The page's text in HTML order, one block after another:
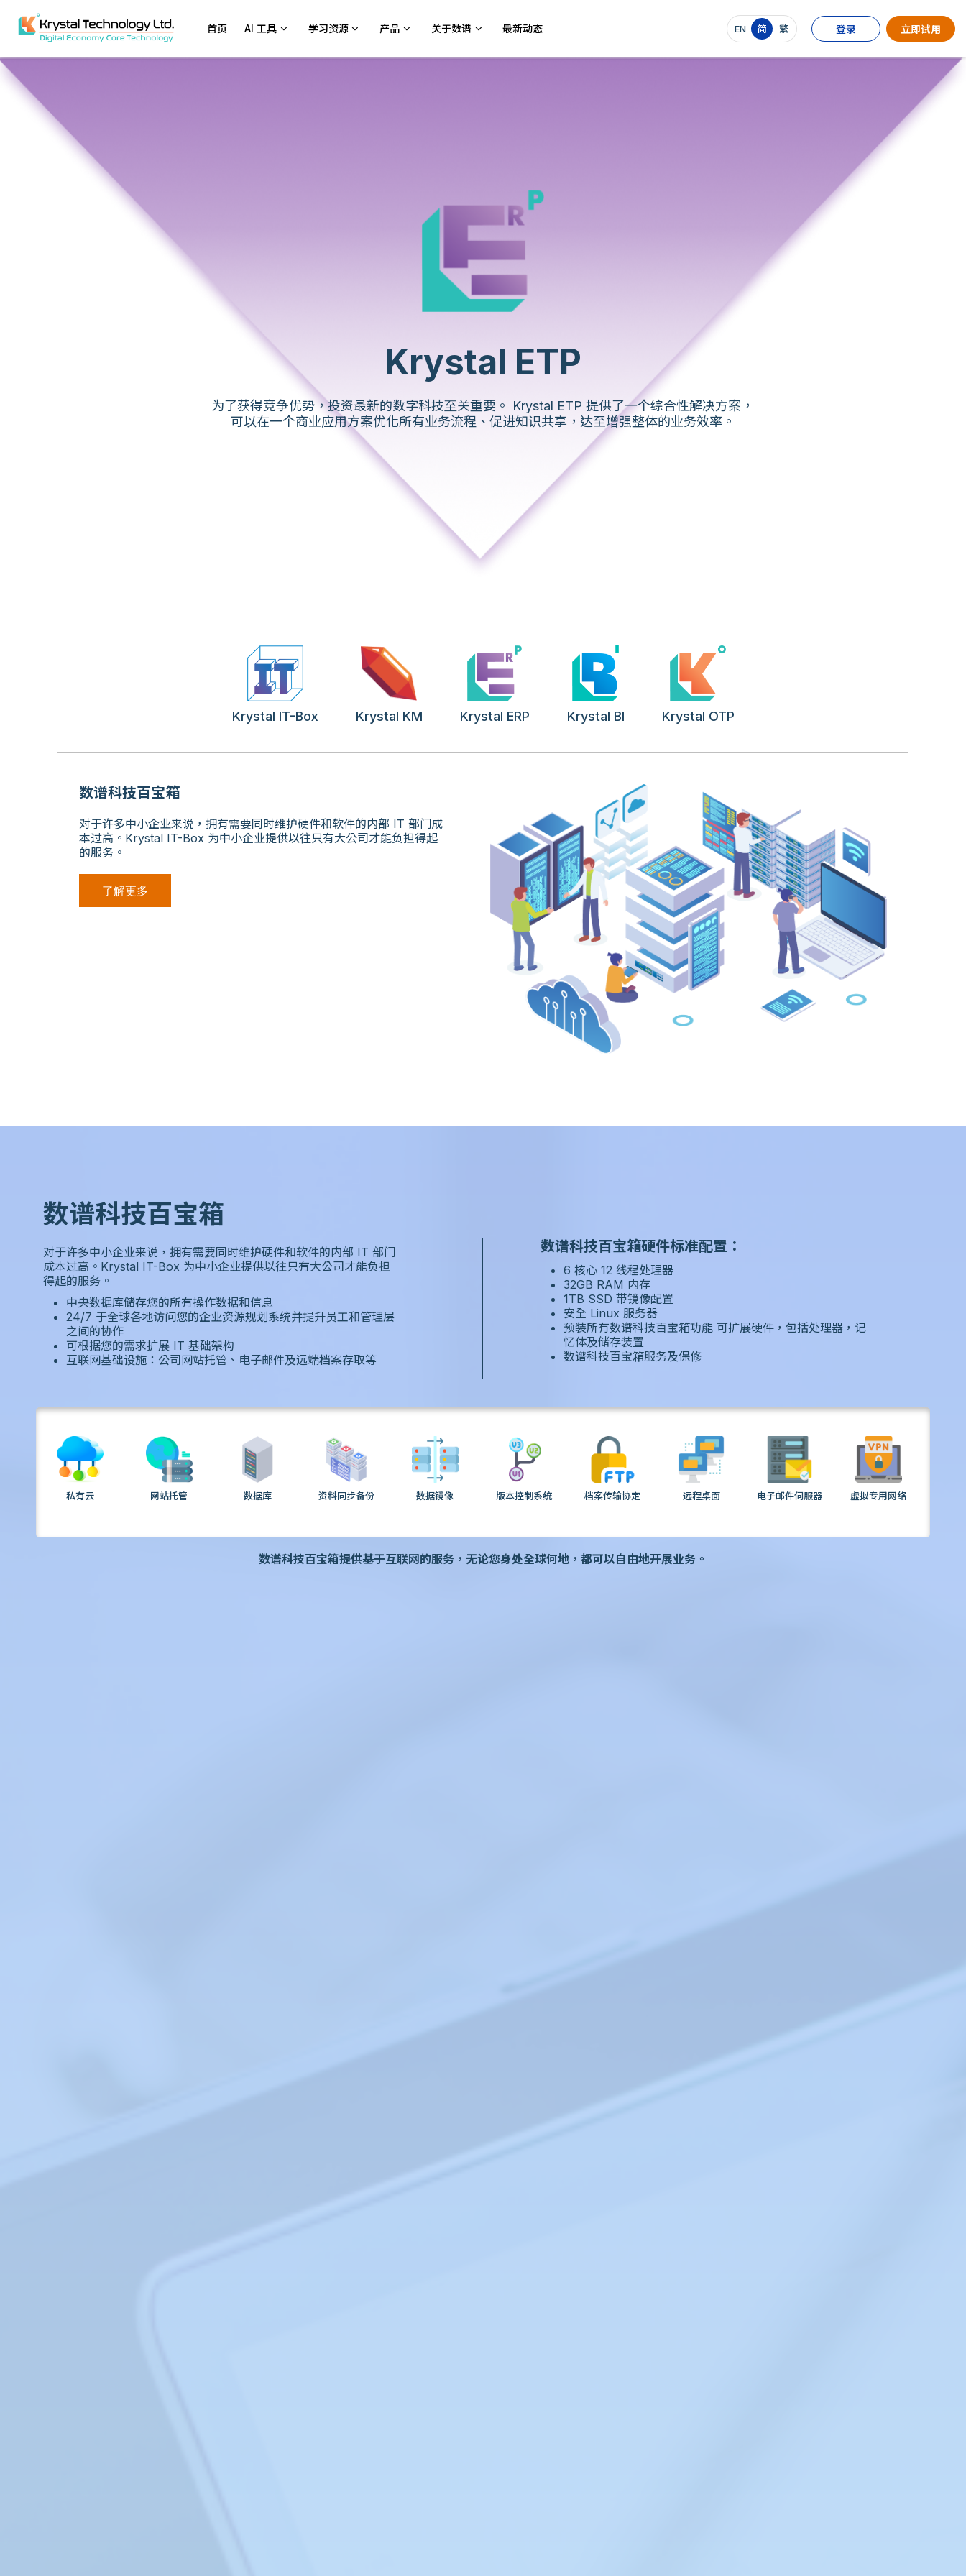
首页 AI 工具 学习资源 产品 关于数谱 最新动态 EN 简 繁 登录 立即试用
Krystal ETP
为了获得竞争优势，投资最新的数字科技⾄关重要。 Krystal ETP 提供了⼀个综合性解决⽅案，
可以在⼀个商业应用方案优化所有业务流程、促进知识共享，达至增强整体的业务效率。
Krystal IT-Box Krystal KM Krystal ERP Krystal BI Krystal OTP
数谱科技百宝箱
对于许多中小企业来说，拥有需要同时维护硬件和软件的内部 IT 部门成
本过高。Krystal IT-Box 为中小企业提供以往只有大公司才能负担得起
的服务。
了解更多
数谱科技百宝箱
对于许多中小企业来说，拥有需要同时维护硬件和软件的内部 IT 部门
成本过高。Krystal IT-Box 为中小企业提供以往只有大公司才能负担
得起的服务。
中央数据库储存您的所有操作数据和信息
24/7 于全球各地访问您的企业资源规划系统并提升员工和管理层
之间的协作
可根据您的需求扩展 IT 基础架构
互联网基础设施：公司网站托管、电子邮件及远端档案存取等
数谱科技百宝箱硬件标准配置：
6 核心 12 线程处理器
32GB RAM 内存
1TB SSD 带镜像配置
安全 Linux 服务器
预装所有数谱科技百宝箱功能 可扩展硬件，包括处理器，记
忆体及储存装置
数谱科技百宝箱服务及保修
私有云 网站托管 数据库 资料同步备份 数据镜像 版本控制系统 档案传输协定 远程桌面 电子邮件伺服器 虚拟专用网络
数谱科技百宝箱提供基于互联网的服务，无论您身处全球何地，都可以自由地开展业务。